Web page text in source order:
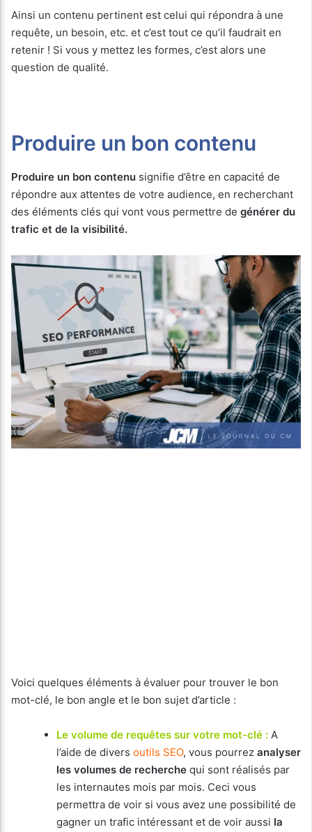
Ainsi un contenu pertinent est celui qui répondra à une
requête, un besoin, etc. et c’est tout ce qu’il faudrait en
retenir ! Si vous y mettez les formes, c’est alors une
question de qualité.
Produire un bon contenu
Produire un bon contenu signifie d’être en capacité de
répondre aux attentes de votre audience, en recherchant
des éléments clés qui vont vous permettre de générer du
trafic et de la visibilité.
Voici quelques éléments à évaluer pour trouver le bon
mot-clé, le bon angle et le bon sujet d’article :
Le volume de requêtes sur votre mot-clé : A
l’aide de divers outils SEO, vous pourrez analyser
les volumes de recherche qui sont réalisés par
les internautes mois par mois. Ceci vous
permettra de voir si vous avez une possibilité de
gagner un trafic intéressant et de voir aussi la